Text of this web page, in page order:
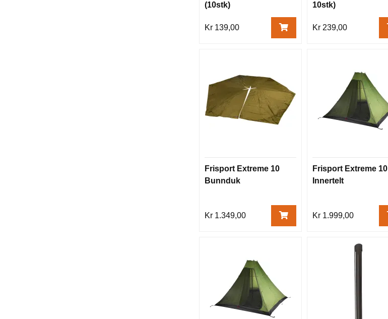
(10stk)
Kr 139,00
10stk)
Kr 239,00
Frisport Extreme 10
Bunnduk
Kr 1.349,00
Frisport Extreme 10
Innertelt
Kr 1.999,00